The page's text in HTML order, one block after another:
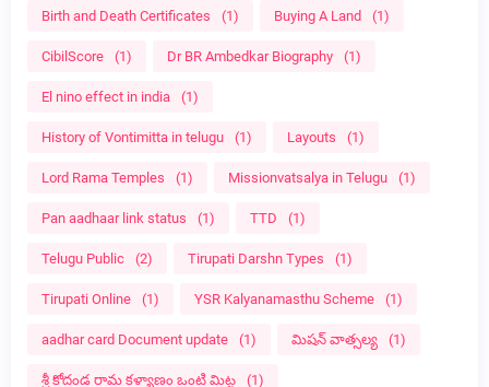
Birth and Death Certificates (1) Buying A Land (1)
CibilScore (1) Dr BR Ambedkar Biography (1)
El nino effect in india (1)
History of Vontimitta in telugu (1) Layouts (1)
Lord Rama Temples (1) Missionvatsalya in Telugu (1)
Pan aadhaar link status (1) TTD (1)
Telugu Public (2) Tirupati Darshn Types (1)
Tirupati Online (1) YSR Kalyanamasthu Scheme (1)
aadhar card Document update (1) మిషన్ వాత్సల్య (1)
శ్రీ కోదండ రామ కళ్యాణం ఒంటి మిట్ట (1)